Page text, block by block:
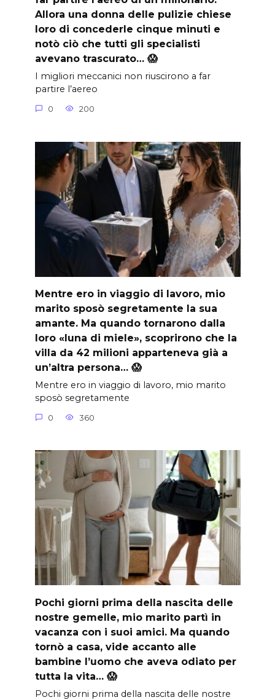
Allora una donna delle pulizie chiese
loro di concederle cinque minuti e
notò ciò che tutti gli specialisti
avevano trascurato… 😱
I migliori meccanici non riuscirono a far
partire l’aereo
0 200
Mentre ero in viaggio di lavoro, mio
marito sposò segretamente la sua
amante. Ma quando tornarono dalla
loro «luna di miele», scoprirono che la
villa da 42 milioni apparteneva già a
un’altra persona… 😱
Mentre ero in viaggio di lavoro, mio marito
sposò segretamente
0 360
Pochi giorni prima della nascita delle
nostre gemelle, mio marito partì in
vacanza con i suoi amici. Ma quando
tornò a casa, vide accanto alle
bambine l’uomo che aveva odiato per
tutta la vita… 😱
Pochi giorni prima della nascita delle nostre